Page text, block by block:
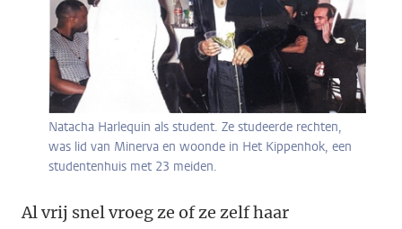
Natacha Harlequin als student. Ze studeerde rechten,
was lid van Minerva en woonde in Het Kippenhok, een
studentenhuis met 23 meiden.
Al vrij snel vroeg ze of ze zelf haar